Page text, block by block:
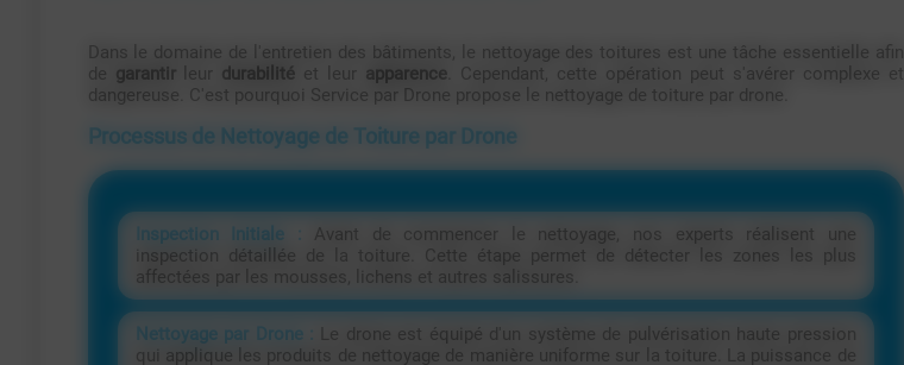
Dans le domaine de l'entretien des bâtiments, le nettoyage des toitures est une tâche essentielle afin
de garantirleur durabilité et leur apparence . Cependant, cette opération peut s'avérer complexe et
dangereuse. C'est pourquoi Service par Drone propose le nettoyage de toiture par drone.
Processus de Nettoyage de Toiture par Drone
Inspection Initiale :
Avant de commencer le nettoyage, nos experts réalisent une
inspection détaillée de la toiture. Cette étape permet de détecter les zones les plus
affectées par les mousses, lichens et autres salissures.
Nettoyage par Drone :
Le drone est équipé d'un système de pulvérisation haute pression
qui applique les produits de nettoyage de manière uniforme sur la toiture. La puissance de